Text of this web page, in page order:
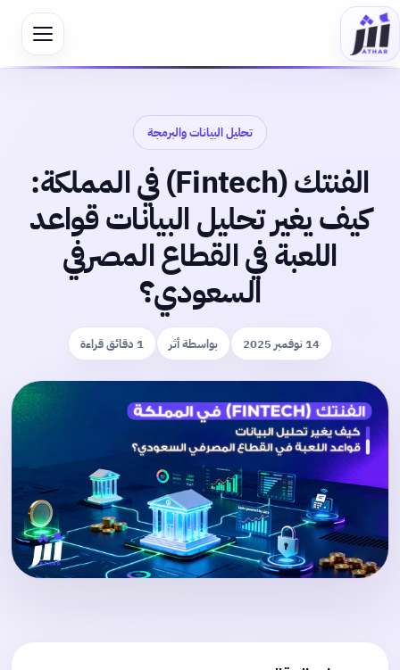
تحليل البيانات والبرمجة
الفنتك (Fintech) في المملكة:
كيف يغير تحليل البيانات قواعد
اللعبة في القطاع المصرفي
السعودي؟
14 نوفمبر 2025 بواسطة أثر 1 دقائق قراءة